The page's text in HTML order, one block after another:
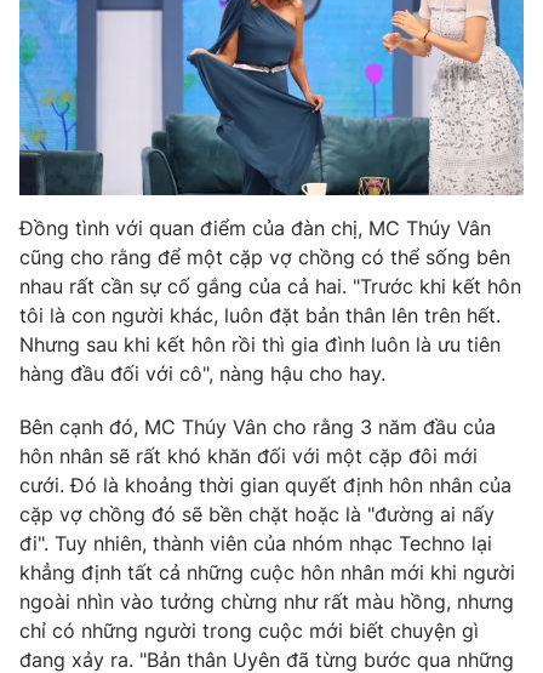
Emagazine Podcast
Photo Infographic
Video Shorts video
VTV Money VTV Thể thao
VTV Sức khoẻ Bất động sản
Thị trường 24h Tấm lòng Việt
VTV4 Vươn mình bằng AI
VTV9 VTV8
Liên hệ tòa soạn English
Đồng tình với quan điểm của đàn chị, MC Thúy Vân
cũng cho rằng để một cặp vợ chồng có thể sống bên
nhau rất cần sự cố gắng của cả hai. "Trước khi kết hôn
tôi là con người khác, luôn đặt bản thân lên trên hết.
Nhưng sau khi kết hôn rồi thì gia đình luôn là ưu tiên
hàng đầu đối với cô", nàng hậu cho hay.
Bên cạnh đó, MC Thúy Vân cho rằng 3 năm đầu của
hôn nhân sẽ rất khó khăn đối với một cặp đôi mới
cưới. Đó là khoảng thời gian quyết định hôn nhân của
cặp vợ chồng đó sẽ bền chặt hoặc là "đường ai nấy
đi". Tuy nhiên, thành viên của nhóm nhạc Techno lại
khẳng định tất cả những cuộc hôn nhân mới khi người
ngoài nhìn vào tưởng chừng như rất màu hồng, nhưng
chỉ có những người trong cuộc mới biết chuyện gì
đang xảy ra. "Bản thân Uyên đã từng bước qua những